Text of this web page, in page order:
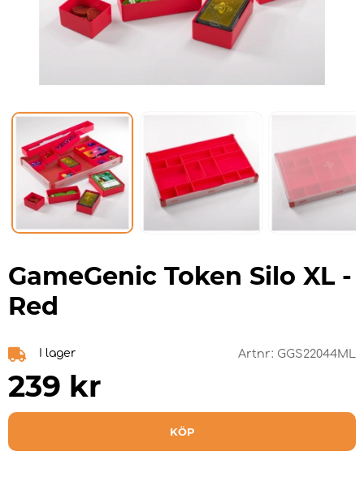
GameGenic Token Silo XL -
Red
I lager Artnr: GGS22044ML
239 kr
KÖP